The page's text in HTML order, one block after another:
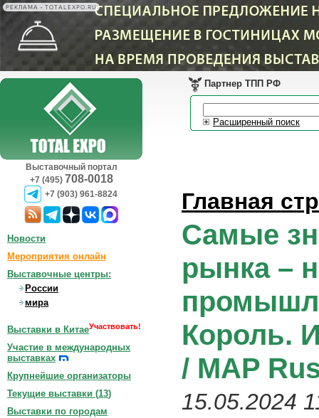
РЕКЛАМА • TOTALEXPO.RU
Выставочный портал
+7 (495) 708-0018
+7 (903) 961-8824
Партнер ТПП РФ
Расширенный поиск
Главная
Самые
рынка –
Король.
/ MAP
15.05.2024
Новости
Мероприятия онлайн
Выставочные центры:
России
мира
Выставки в КитаеУчаствовать!
Участие в международных
выставках
Крупнейшие организаторы
Текущие выставки (13)
Выставки по городам